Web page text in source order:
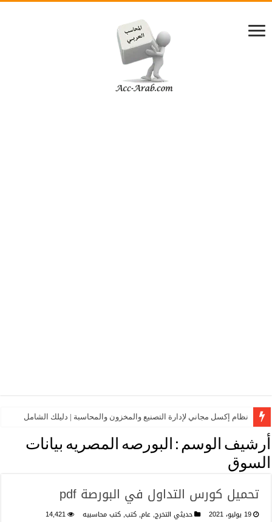
نظام إكسل مجاني لإدارة التصنيع والمخزون والمحاسبة | دليلك الشامل
أرشيف الوسم : البورصه المصريه بيانات
السوق
تحميل كورس التداول في البورصة pdf
19 يوليو، 2021 حديثي التخرج, عام, كتب, كتب محاسبيه 14,421